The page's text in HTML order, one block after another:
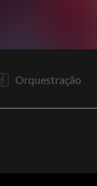
Orquestração